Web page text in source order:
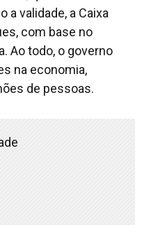
a validade, a Caixa
com base no
Ao todo, o governo
na economia,
de pessoas.